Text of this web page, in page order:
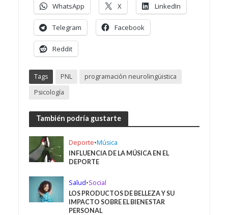
WhatsApp X LinkedIn
Telegram Facebook
Reddit
Tags PNL
programación neurolingüistica
Psicología
También podría gustarte
Deporte•Música
INFLUENCIA DE LA MÚSICA EN EL
DEPORTE
Salud•Social
LOS PRODUCTOS DE BELLEZA Y SU
IMPACTO SOBRE EL BIENESTAR
PERSONAL